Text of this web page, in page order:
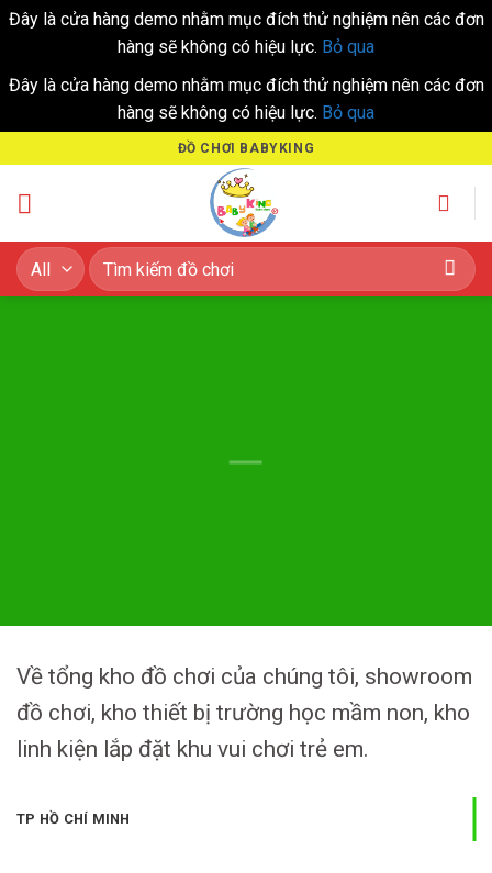
Đây là cửa hàng demo nhằm mục đích thử nghiệm nên các đơn
hàng sẽ không có hiệu lực. Bỏ qua
Đây là cửa hàng demo nhằm mục đích thử nghiệm nên các đơn
hàng sẽ không có hiệu lực. Bỏ qua
to
content
ĐỒ CHƠI BABYKING
Tìm
kiếm:
Về tổng kho đồ chơi của chúng tôi, showroom
đồ chơi, kho thiết bị trường học mầm non, kho
linh kiện lắp đặt khu vui chơi trẻ em.
TP HỒ CHÍ MINH